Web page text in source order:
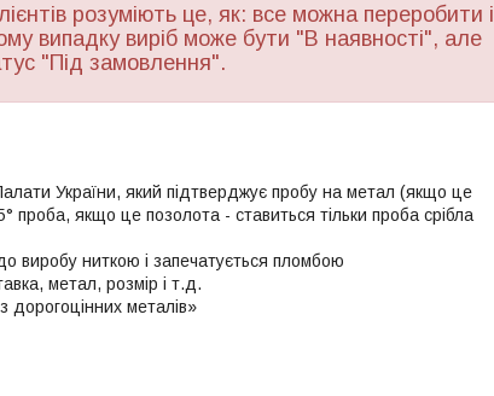
розуміють це, як: все можна переробити і
випадку виріб може бути "В наявності", але
"Під замовлення".
України, який підтверджує пробу на метал (якщо це
проба, якщо це позолота - ставиться тільки проба срібла
виробу ниткою і запечатується пломбою
метал, розмір і т.д.
дорогоцінних металів»